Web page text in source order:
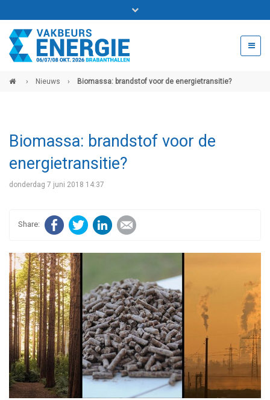
Bel ons voor info 0294 - 74 50 70
beurs@54events.nl
› Nieuws › Biomassa: brandstof voor de energietransitie?
Biomassa: brandstof voor de
energietransitie?
donderdag 7 juni 2018 14:37
FacebookTwitter LinkedIn